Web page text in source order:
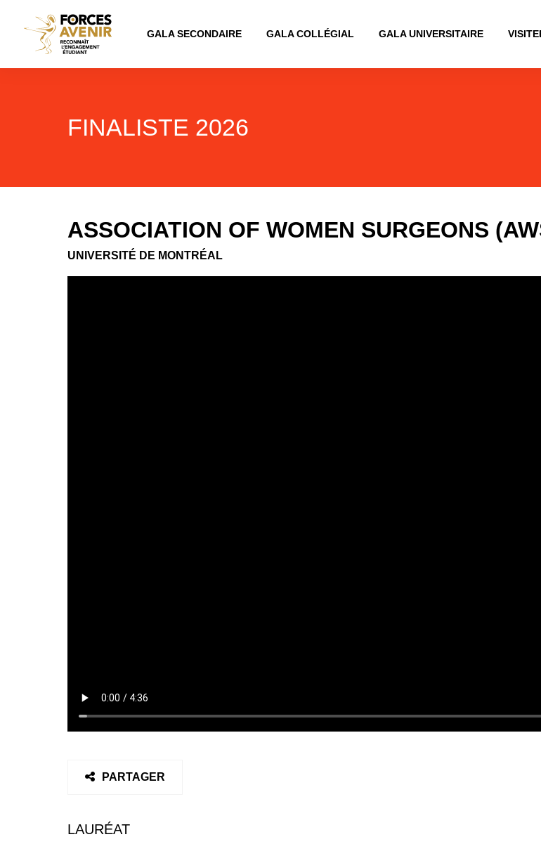
GALA SECONDAIRE GALA COLLÉGIAL GALA UNIVERSITAIRE
FINALISTE 2026
ASSOCIATION OF WOMEN SURGEONS
UNIVERSITÉ DE MONTRÉAL
PARTAGER
LAURÉAT